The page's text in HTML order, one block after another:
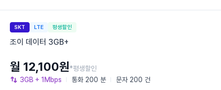
SKT LTE 평생할인
조이 데이터 3GB+
3GB + 1Mbps 통화 200 분 문자 200 건
월 12,100원*평생할인